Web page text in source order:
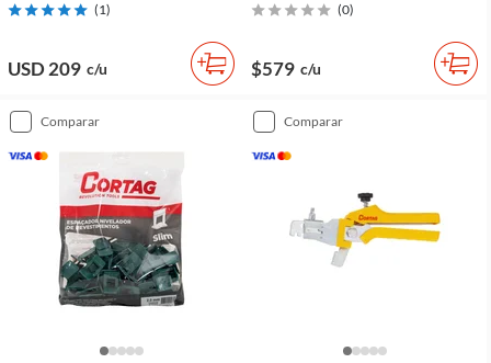
(1)
USD 209 c/u
(0)
$579 c/u
comparar comparar